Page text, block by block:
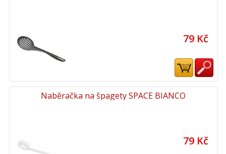
79 Kč
Naběračka na špagety SPACE BIANCO
79 Kč